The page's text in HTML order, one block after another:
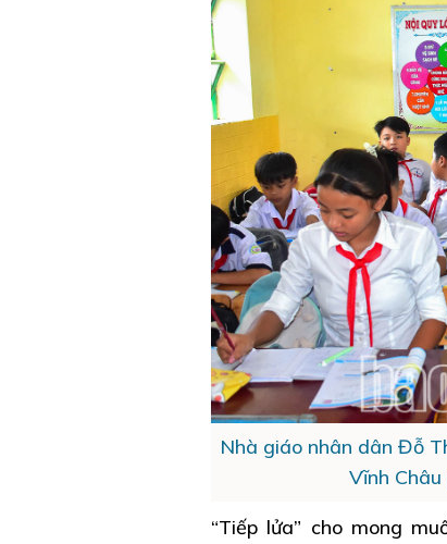
Nhà giáo nhân dân Đỗ
Vĩnh
“Tiếp lửa” cho mong